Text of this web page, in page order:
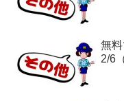
無
2/6